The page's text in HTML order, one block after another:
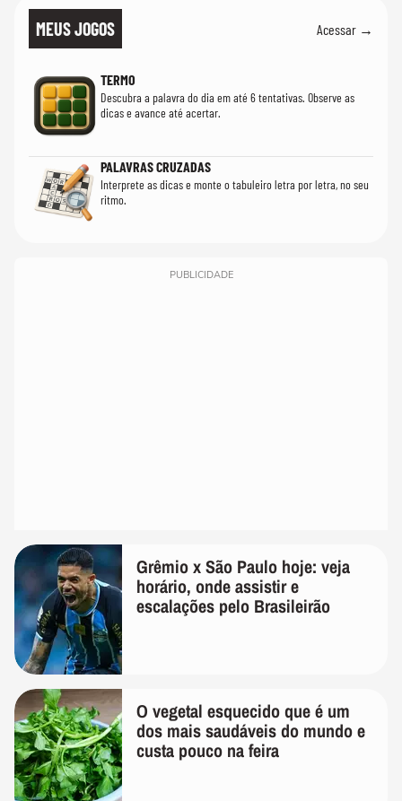
MEUS JOGOS Acessar →
TERMO
Descubra a palavra do dia em até 6 tentativas. Observe as
dicas e avance até acertar.
PALAVRAS CRUZADAS
Interprete as dicas e monte o tabuleiro letra por letra, no seu
ritmo.
PUBLICIDADE
Grêmio x São Paulo hoje: veja
horário, onde assistir e
escalações pelo Brasileirão
O vegetal esquecido que é um
dos mais saudáveis do mundo e
custa pouco na feira